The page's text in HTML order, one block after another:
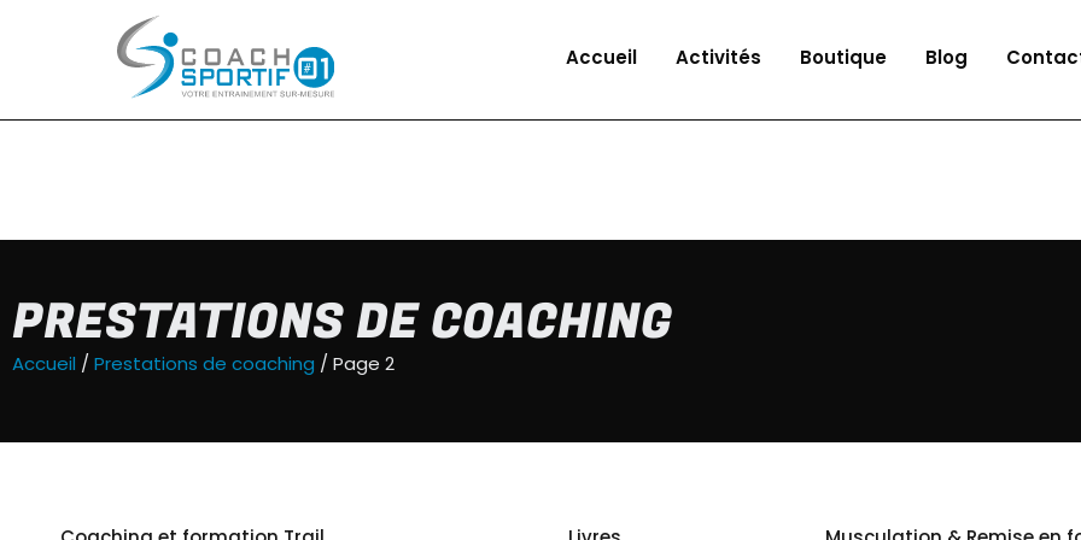
Accueil Activités Boutique Blog
PRESTATIONS DE COACHING
Accueil / Prestations de coaching / Page 2